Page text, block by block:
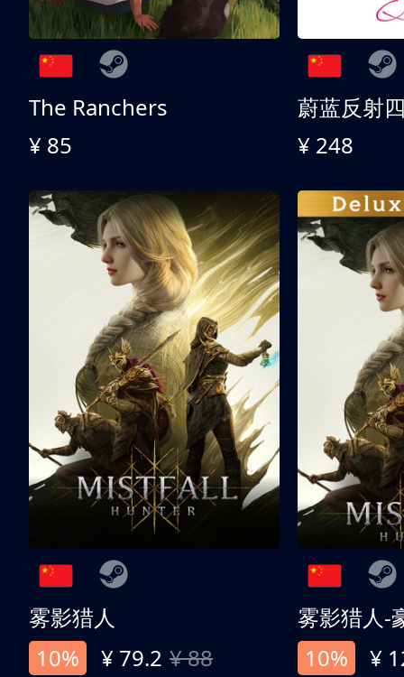
The Ranchers
¥ 85
¥ 248
雾影猎人
10%
¥ 79.2 ¥ 88
雾影猎人-
10%
¥